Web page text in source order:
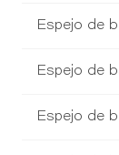
Espejo de
Espejo de
Espejo de